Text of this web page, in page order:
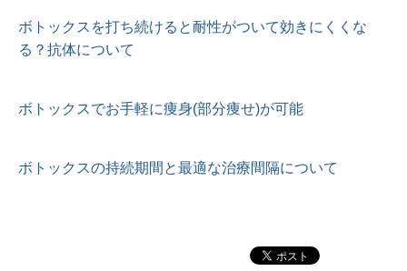
ボトックスを打ち続けると耐性がついて効きにくくな
る？抗体について
ボトックスでお手軽に痩身(部分痩せ)が可能
ボトックスの持続期間と最適な治療間隔について